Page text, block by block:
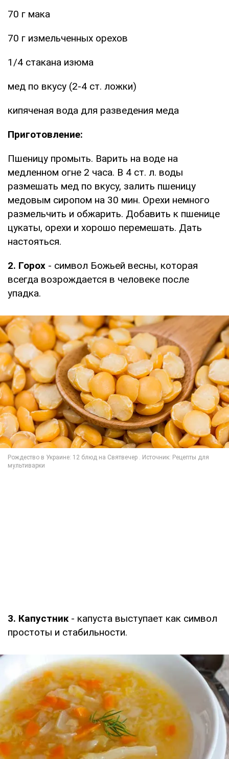
70 г мака
70 г измельченных орехов
1/4 стакана изюма
мед по вкусу (2-4 ст. ложки)
кипяченая вода для разведения меда
Приготовление:
Пшеницу промыть. Варить на воде на
медленном огне 2 часа. В 4 ст. л. воды
размешать мед по вкусу, залить пшеницу
медовым сиропом на 30 мин. Орехи немного
размельчить и обжарить. Добавить к пшенице
цукаты, орехи и хорошо перемешать. Дать
настояться.
2. Горох - символ Божьей весны, которая
всегда возрождается в человеке после
упадка.
3. Капустник- капуста выступает как символ
простоты и стабильности.